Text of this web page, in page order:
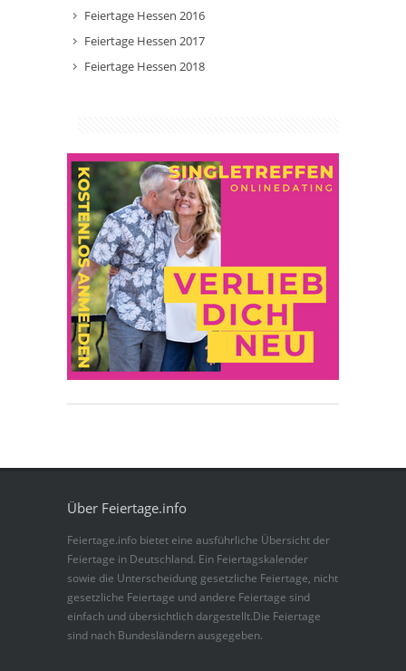
Feiertage Hessen 2016
Feiertage Hessen 2017
Feiertage Hessen 2018
Über Feiertage.info
Feiertage.info bietet eine ausführliche Übersicht der
Feiertage in Deutschland. Ein Feiertagskalender
sowie die Unterscheidung gesetzliche Feiertage, nicht
gesetzliche Feiertage und andere Feiertage sind
einfach und übersichtlich dargestellt.Die Feiertage
sind nach Bundesländern ausgegeben.